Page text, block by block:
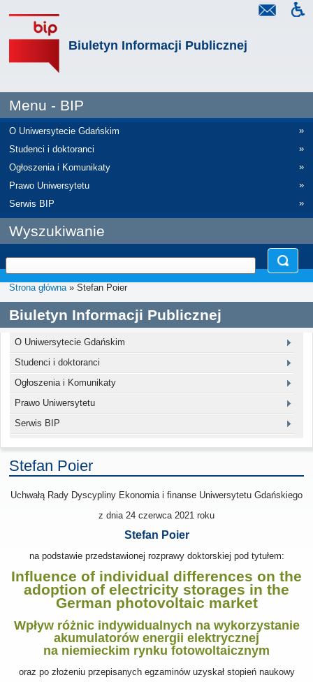
Biuletyn Informacji Publicznej
Menu - BIP
O Uniwersytecie Gdańskim
»
Studenci i doktoranci
»
Ogłoszenia i Komunikaty
»
Prawo Uniwersytetu
»
Serwis BIP
»
Wyszukiwanie
Strona główna» Stefan Poier
Biuletyn Informacji Publicznej
O Uniwersytecie Gdańskim
Studenci i doktoranci
Ogłoszenia i Komunikaty
Prawo Uniwersytetu
Serwis BIP
Stefan Poier
Uchwałą Rady Dyscypliny Ekonomia i finanse Uniwersytetu Gdańskiego
z dnia 24 czerwca 2021 roku
Stefan Poier
na podstawie przedstawionej rozprawy doktorskiej pod tytułem:
Influence of individual differences on the
adoption of electricity storages in the
German photovoltaic market
Wpływ różnic indywidualnych na wykorzystanie
akumulatorów energii elektrycznej
na niemieckim rynku fotowoltaicznym
oraz po złożeniu przepisanych egzaminów uzyskał stopień naukowy